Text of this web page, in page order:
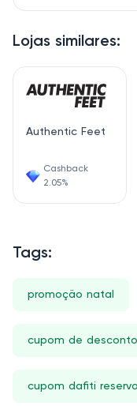
Lojas similares:
Authentic Feet
Cashback
2.05%
Tags:
promoção natal
cupom de
cupom dafiti reserva